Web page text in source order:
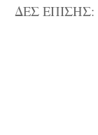
ΔΕΣ ΕΠΙΣΗΣ: